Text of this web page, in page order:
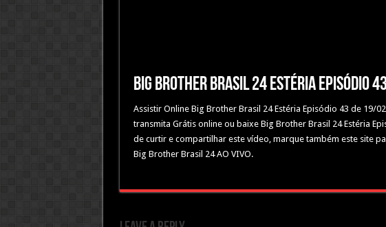
Big Brother Brasil 24 Estéria Episódio
Assistir Online Big Brother Brasil 24 Estéria Episódio 43 de 19/
transmita Grátis online ou baixe Big Brother Brasil 24 Estéria
de curtir e compartilhar este vídeo, marque também este site
Big Brother Brasil 24 AO VIVO.